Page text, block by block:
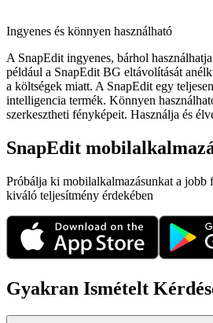
Ingyenes és könnyen használható
A SnapEdit ingyenes, bárhol
például a SnapEdit BG eltávolítását
a költségek miatt. A SnapEdit egy
intelligencia termék. Könnyen
szerkesztheti fényképeit. Használja és
SnapEdit
Próbálja ki mobilalkalmazásunkat a jobb
kiváló teljesítmény érdekében
Gyakran Ismételt